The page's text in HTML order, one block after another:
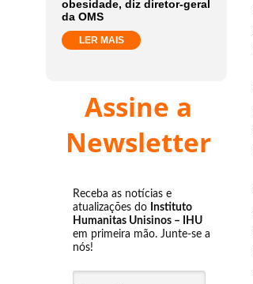
obesidade, diz diretor-geral
da OMS
LER MAIS
Assine a
Newsletter
Receba as notícias e
atualizações do Instituto
Humanitas Unisinos – IHU
em primeira mão. Junte-se a
nós!